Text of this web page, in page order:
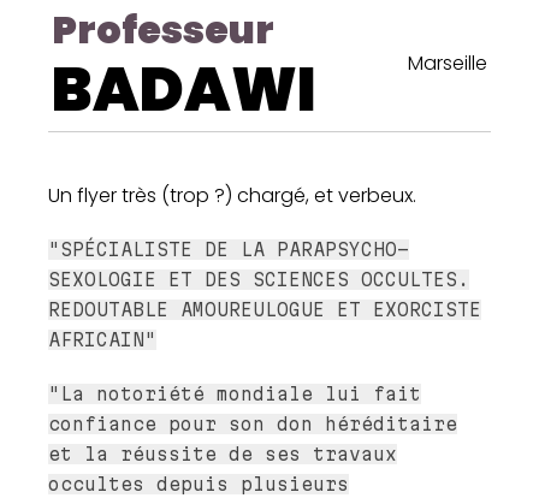
Professeur
BADAWI Marseille
Un flyer très (trop ?) chargé, et verbeux.
"SPÉCIALISTE DE LA PARAPSYCHO-
SEXOLOGIE ET DES SCIENCES OCCULTES.
REDOUTABLE AMOUREULOGUE ET EXORCISTE
AFRICAIN"
"La notoriété mondiale lui fait
confiance pour son don héréditaire
et la réussite de ses travaux
occultes depuis plusieurs